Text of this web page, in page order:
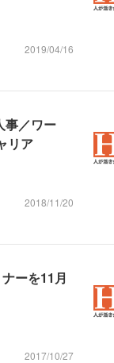
2019/04/16
事／ワー
リア
2018/11/20
ーを11月
2017/10/27